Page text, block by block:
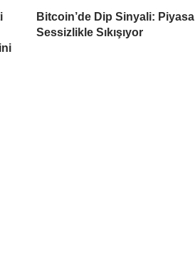
Bitcoin’de Dip Sinyali: Piyasa
Sessizlikle Sıkışıyor